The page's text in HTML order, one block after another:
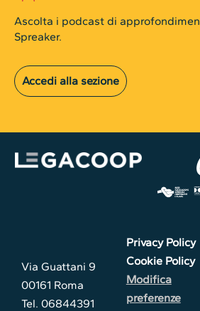
Ascolta i podcast di
Spreaker.
Accedi alla sezione
Via Guattani 9
00161 Roma
Tel. 06844391
Privacy Policy
Cookie Policy
Modifica
preferenze